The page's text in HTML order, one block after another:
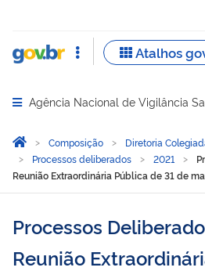
Abrir menu principal de
Agência Nacional de Vigilância
Você está aqui:
Página Inicial
Composição Diretoria
Processos deliberados
2021
Reunião Extraordinária Pública de 31 de
Processos
Reunião